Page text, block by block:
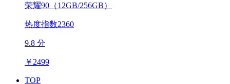
荣耀90（12GB/256GB）
热度指数2360
9.8 分
￥ 2499
TOP